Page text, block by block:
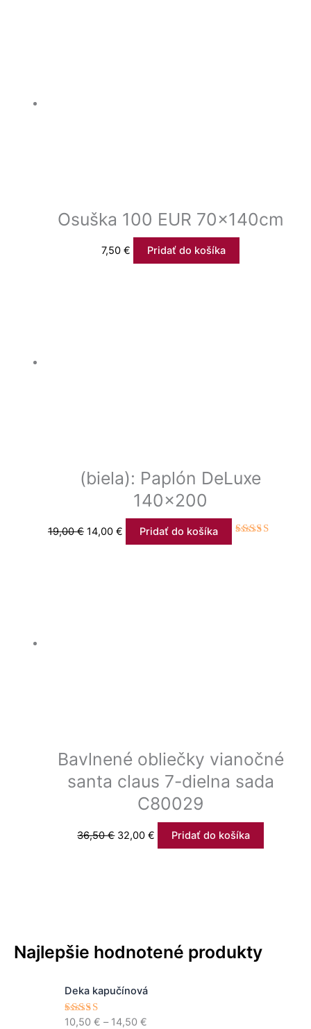
Najlepšie hodnotené produkty
Deka kapučínová
Hodnoteni
10,50 € – 14,50 €
P
r
Osuška 100 EUR 70x140cm
7,50€ Pridať do košíka
(biela): Paplón DeLuxe
140×200
19,00€ 14,00 € Pridať do košíka
Bavlnené obliečky vianočné
santa claus 7-dielna sada
C80029
36,50€ 32,00€ Pridať do košíka